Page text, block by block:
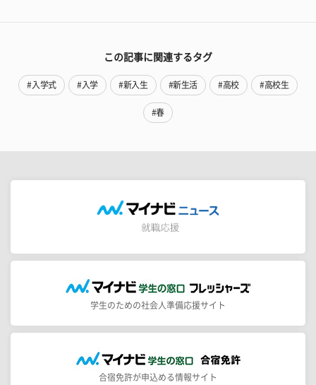
この記事に関連するタグ
#入学式 #入学 #新入生 #新生活 #高校 #高校生
#春
学生のための社会人準備応援サイト
合宿免許が申込める情報サイト